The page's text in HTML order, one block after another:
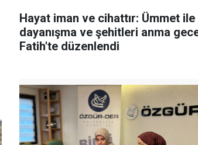
Hayat iman ve cihattır: Ümmet ile
dayanışma ve şehitleri anma
Fatih'te düzenlendi